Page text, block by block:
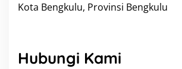
R
EKota Bengkulu, Provinsi Bengkulu
Hubungi Kami